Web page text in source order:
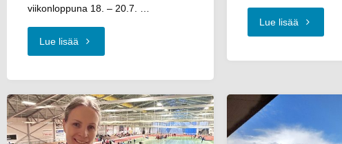
viikonloppuna 18. – 20.7. …
Lue lisää"Janakkala
18.
–
Lue lisää"Taru
halleissa"